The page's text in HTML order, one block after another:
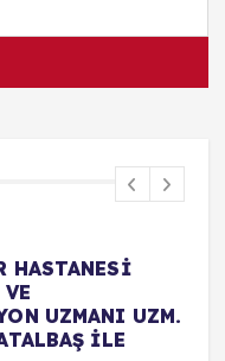
HASTANESİ
UZMANI UZM.
İLE